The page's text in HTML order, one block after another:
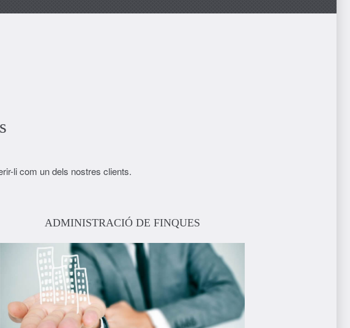
li com un dels nostres clients.
ADMINISTRACIÓ DE FINQUES